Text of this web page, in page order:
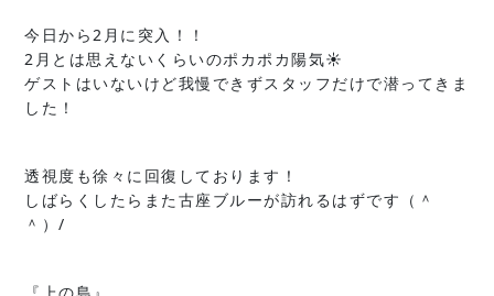
今日から2月に突入！！
2月とは思えないくらいのポカポカ陽気☀︎
ゲストはいないけど我慢できずスタッフだけで潜ってきま
した！
透視度も徐々に回復しております！
しばらくしたらまた古座ブルーが訪れるはずです（＾
＾）/